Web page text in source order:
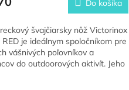
Do košíka
švajčiarsky nôž Victorinox
je ideálnym spoločníkom pre
vášnivých poľovníkov a
do outdoorových aktivít. Jeho